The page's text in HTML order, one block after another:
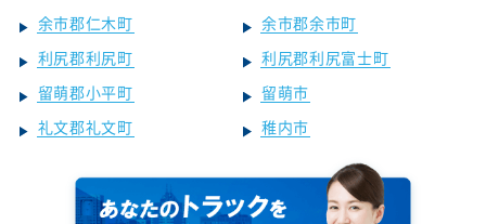
余市郡仁木町
余市郡余市町
利尻郡利尻町
利尻郡利尻富士町
留萌郡小平町
留萌市
礼文郡礼文町
稚内市